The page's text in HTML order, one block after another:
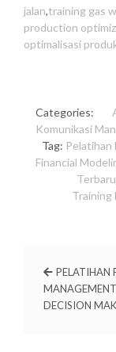
jalan,training gas
production
optimalisasi
Categories:
Komunikasi
Tag: Pelatihan
Financial
Terbaru
Training
PELATIHAN
DECISION